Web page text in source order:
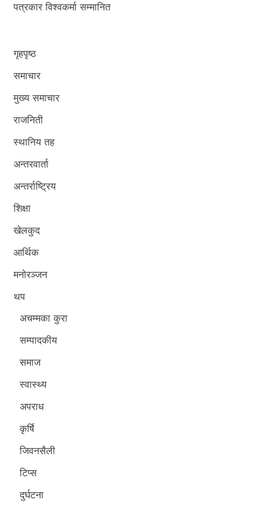
पत्रकार विश्वकर्मा सम्मानित
गृहपृष्ठ
समाचार
मुख्य समाचार
राजनिती
स्थानिय तह
अन्तरवार्ता
अन्तर्राष्ट्रिय
शिक्षा
खेलकुद
आर्थिक
मनोरञ्जन
थप
अचम्मका कुरा
सम्पादकीय
समाज
स्वास्थ्य
अपराध
कृर्षि
जिवनसैली
टिप्स
दुर्घटना